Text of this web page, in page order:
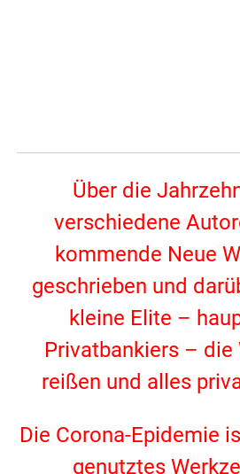
Über die
verschiedene
kommende Neue
geschrieben und
kleine Elite –
Privatbankiers – die
reißen und alles
Die Corona-Epidemie
genutztes